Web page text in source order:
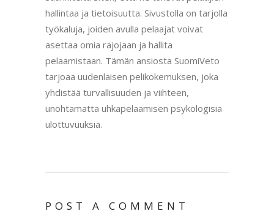
hallintaa ja tietoisuutta. Sivustolla on tarjolla
työkaluja, joiden avulla pelaajat voivat
asettaa omia rajojaan ja hallita
pelaamistaan. Tämän ansiosta SuomiVeto
tarjoaa uudenlaisen pelikokemuksen, joka
yhdistää turvallisuuden ja viihteen,
unohtamatta uhkapelaamisen psykologisia
ulottuvuuksia.
POST A COMMENT